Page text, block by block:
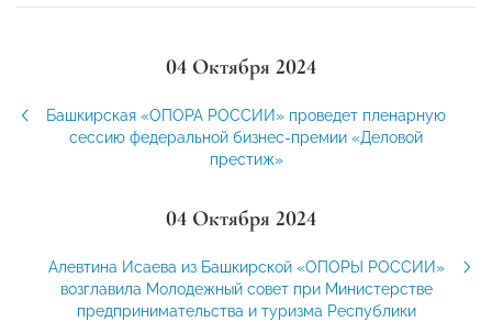
04 Октября 2024
Башкирская «ОПОРА РОССИИ» проведет пленарную
сессию федеральной бизнес-премии «Деловой
престиж»
04 Октября 2024
Алевтина Исаева из Башкирской «ОПОРЫ РОССИИ»
возглавила Молодежный совет при Министерстве
предпринимательства и туризма Республики